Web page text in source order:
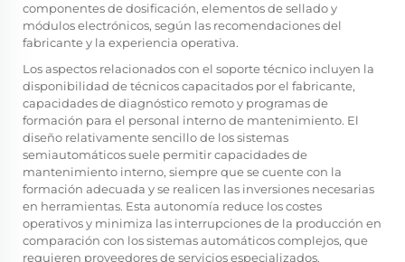
componentes de dosificación, elementos de sellado y
módulos electrónicos, según las recomendaciones del
fabricante y la experiencia operativa.
Los aspectos relacionados con el soporte técnico incluyen la
disponibilidad de técnicos capacitados por el fabricante,
capacidades de diagnóstico remoto y programas de
formación para el personal interno de mantenimiento. El
diseño relativamente sencillo de los sistemas
semiautomáticos suele permitir capacidades de
mantenimiento interno, siempre que se cuente con la
formación adecuada y se realicen las inversiones necesarias
en herramientas. Esta autonomía reduce los costes
operativos y minimiza las interrupciones de la producción en
comparación con los sistemas automáticos complejos, que
requieren proveedores de servicios especializados.